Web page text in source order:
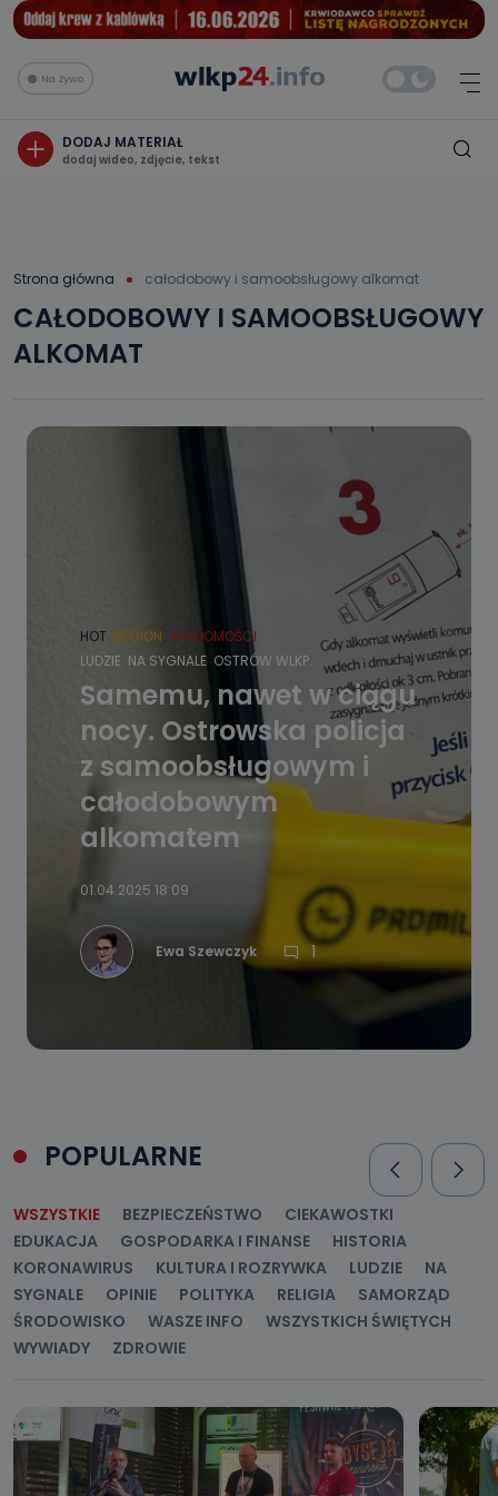
Na żywo
DODAJ MATERIAŁ
dodaj wideo, zdjęcie, tekst
Strona główna całodobowy i samoobsługowy alkomat
CAŁODOBOWY I SAMOOBSŁUGOWY
ALKOMAT
HOT REGION WIADOMOŚCI
LUDZIE NA SYGNALE OSTRÓW WLKP.
Samemu, nawet w ciągu
nocy. Ostrowska policja
z samoobsługowym i
całodobowym
alkomatem
01.04.2025 18:09
Ewa Szewczyk 1
POPULARNE
WSZYSTKIE BEZPIECZEŃSTWO
CIEKAWOSTKI
EDUKACJA
GOSPODARKA I FINANSE
HISTORIA
KORONAWIRUS
KULTURA I ROZRYWKA LUDZIE
NA
SYGNALE
OPINIE POLITYKA RELIGIA
SAMORZĄD
ŚRODOWISKO
WASZE INFO
WSZYSTKICH ŚWIĘTYCH
WYWIADY
ZDROWIE